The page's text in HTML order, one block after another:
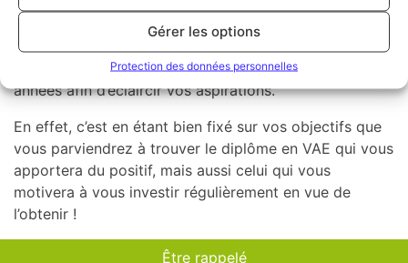
Gérer les options
Protection des données personnelles
correspondrait le mieux autant professionnellement
que personnellement.
N’ayez pas peur d’oser vous projeter dans quelques
années afin d’éclaircir vos aspirations.
En effet, c’est en étant bien fixé sur vos objectifs que
vous parviendrez à trouver le diplôme en VAE qui vous
apportera du positif, mais aussi celui qui vous
motivera à vous investir régulièrement en vue de
l’obtenir !
Être rappelé